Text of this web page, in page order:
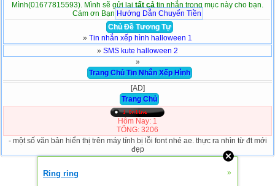
Mình(01677815593). Mình sẽ gửi lại tất cả tin nhắn trong mục này cho bạn.
Cảm ơn Bạn Hướng Dẫn Chuyển Tiền
Chủ Đề Tương Tự
» Tin nhắn xếp hình halloween 1
» SMS kute halloween 2
»
Trang Chủ Tin Nhắn Xếp Hình
[AD]
Trang Chủ
Hôm Nay: 1
TỔNG: 3206
- một số văn bản hiển thị trên máy tính bị lỗi font nhé ae. thực ra nhìn từ đt mới
đẹp
Ring ring »